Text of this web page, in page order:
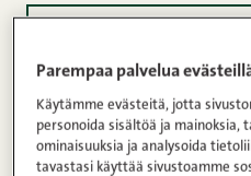
Ohje
Parempaa palvelua
Käytämme evästeitä, jotta
personoida sisältöä ja mainoksia,
ominaisuuksia ja analysoida
tavastasi käyttää sivustoamme